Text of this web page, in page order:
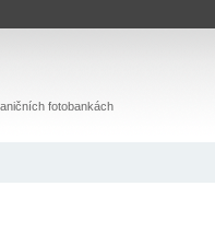
fotobankách